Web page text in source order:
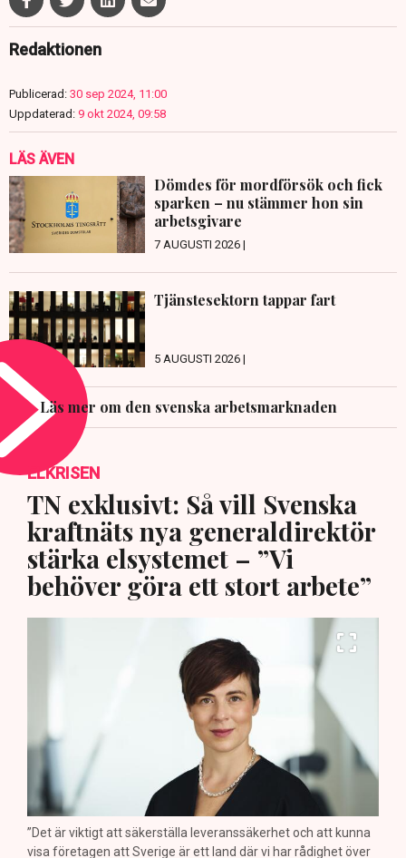
Redaktionen
Publicerad: 30 sep 2024, 11:00
Uppdaterad: 9 okt 2024, 09:58
LÄS ÄVEN
Dömdes för mordförsök och fick
sparken – nu stämmer hon sin
arbetsgivare
7 AUGUSTI 2026 |
Tjänstesektorn tappar fart
5 AUGUSTI 2026 |
Läs mer om den svenska arbetsmarknaden
ELKRISEN
TN exklusivt: Så vill Svenska
kraftnäts nya generaldirektör
stärka elsystemet – ”Vi
behöver göra ett stort arbete”
”Det är viktigt att säkerställa leveranssäkerhet och att kunna
visa företagen att Sverige är ett land där vi har rådighet över